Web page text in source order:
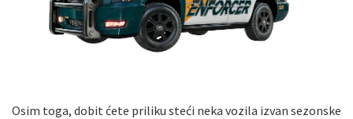
Osim toga, dobit ćete priliku steći neka vozila izvan sezonske